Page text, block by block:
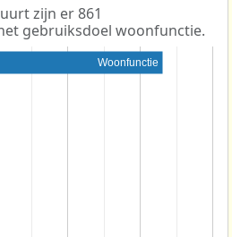
zijn er 861
gebruiksdoel woonfunctie.
Woonfunctie